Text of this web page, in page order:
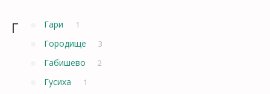
Г Гари 1
Городище 3
Габишево 2
Гусиха 1